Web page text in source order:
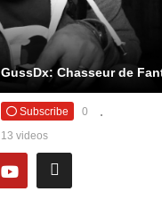
GussDx: Chasseur de
Subscribe
0
13 videos